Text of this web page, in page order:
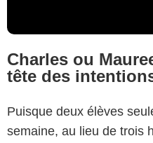
Charles ou
tête des
Puisque deux élèves
semaine, au lieu de trois